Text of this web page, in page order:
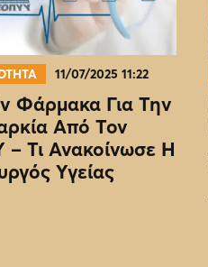
11/07/2025 11:22
Φάρμακα Για Την
Από Τον
– Τι Ανακοίνωσε Η
Υγείας